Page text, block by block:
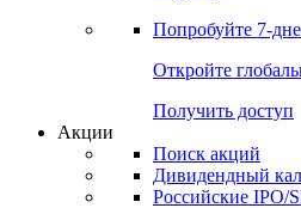
Попробуйте 7-
Откройте
Получить доступ
Акции
Поиск акций
Дивидендный
Российские IPO/